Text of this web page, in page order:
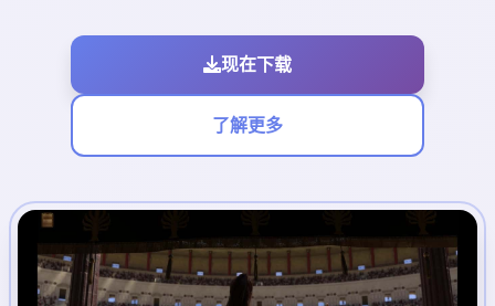
现在下载
了解更多